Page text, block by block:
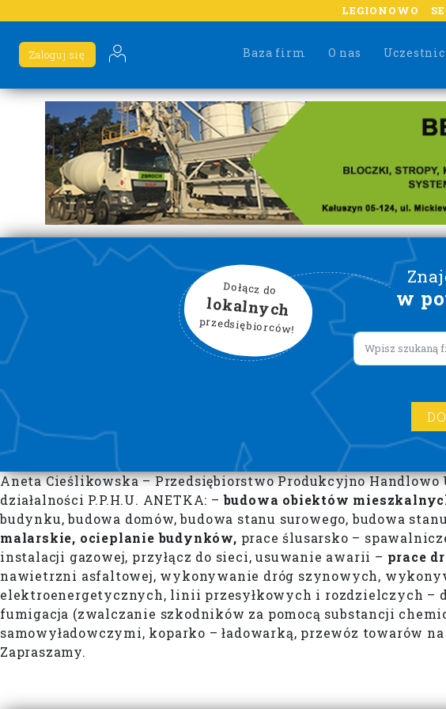
LEGIONOWO
Baza firm O nas
Zaloguj się
w
Dołącz do
lokalnych
przedsiębiorców!
Lorem ipsum
Aneta Cieślikowska – Przedsiębiorstwo Produkcyjno Handlowo
działalności P.P.H.U. ANETKA: –budowa obiektów
budynku, budowa domów, budowa stanu surowego, budowa
malarskie, ocieplanie budynków, prace ślusarsko –
instalacji gazowej, przyłącz do sieci, usuwanie awarii – prace
nawietrzni asfaltowej, wykonywanie dróg szynowych,
elektroenergetycznych, linii przesyłkowych i rozdzielczych –
fumigacja (zwalczanie szkodników za pomocą substancji
samowyładowczymi, koparko – ładowarką, przewóz towarów
Zapraszamy.